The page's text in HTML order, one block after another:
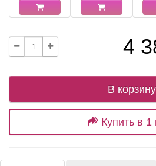
4
В корзину
Купить в 1